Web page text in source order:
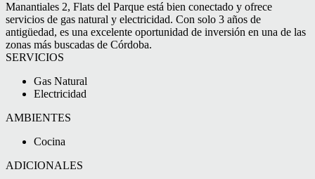
Manantiales 2, Flats del Parque está bien conectado y ofrece
servicios de gas natural y electricidad. Con solo 3 años de
antigüedad, es una excelente oportunidad de inversión en una de las
zonas más buscadas de Córdoba.
SERVICIOS
Gas Natural
Electricidad
AMBIENTES
Cocina
ADICIONALES